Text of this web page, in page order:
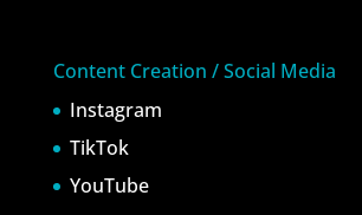
Content Creation / Social Media
Instagram
TikTok
YouTube